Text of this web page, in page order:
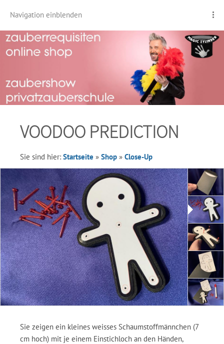
Navigation einblenden
VOODOO PREDICTION
Sie sind hier: Startseite » Shop » Close-Up
Sie zeigen ein kleines weisses Schaumstoffmännchen (7
cm hoch) mit je einem Einstichloch an den Händen,